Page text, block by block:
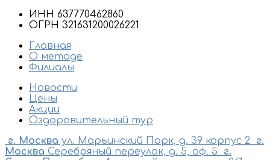
ИНН 637770462860
ОГРН 321631200026221
Главная
О методе
Филиалы
Новости
Цены
Акции
Оздоровительный тур
г. Москва ул. Марьинский Парк, д. 39 корпус 2
г.
Москва Серебряный переулок, д. 5, оф. 5
г.